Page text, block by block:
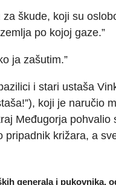
škude, koji su
po kojoj gaze.”
ja zašutim.”
i stari ustaša
koji je naručio
Međugorja pohvalio
križara, a
generala i pukovnika,